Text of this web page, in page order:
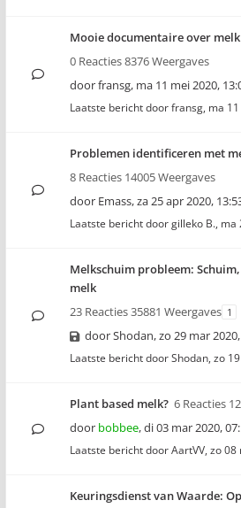
Mooie documentaire over melk
0 Reacties 8376 Weergaves
doorfransg, ma 11 mei 2020,
Laatste bericht doorfransg, ma
Problemen identificeren met
8 Reacties 14005 Weergaves
door Emass,za 25 apr 2020,
Laatste bericht doorgilleko B., ma
Melkschuim probleem:
melk
23 Reacties 35881 Weergaves 1
doorShodan,zo 29 mar
Laatste bericht doorShodan, zo
Plant based melk? 6 Reacties
door bobbee,di 03 mar 2020,
Laatste bericht doorAartVV, zo 08
Keuringsdienst van Waarde: